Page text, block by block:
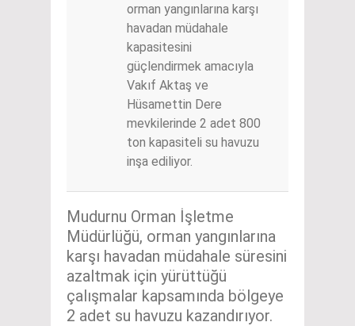
orman yangınlarına karşı
havadan müdahale
kapasitesini
güçlendirmek amacıyla
Vakıf Aktaş ve
Hüsamettin Dere
mevkilerinde 2 adet 800
ton kapasiteli su havuzu
inşa ediliyor.
Mudurnu Orman İşletme
Müdürlüğü, orman yangınlarına
karşı havadan müdahale süresini
azaltmak için yürüttüğü
çalışmalar kapsamında bölgeye
2 adet su havuzu kazandırıyor.